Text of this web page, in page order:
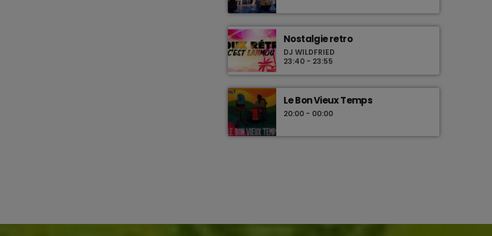
Nostalgie retro
DJ WILDFRIED
23:40 - 23:55
Le Bon Vieux Temps
20:00 - 00:00